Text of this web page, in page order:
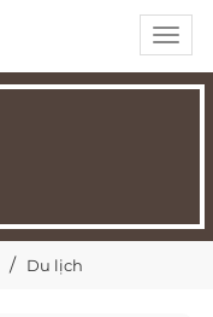
Du lịch